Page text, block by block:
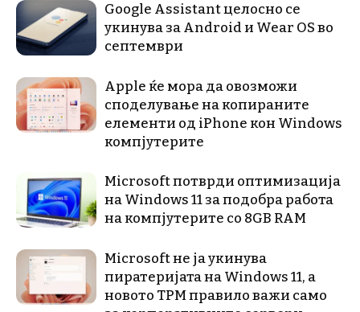
Google Assistant целосно се
укинува за Android и Wear OS во
септември
Apple ќе мора да овозможи
споделување на копираните
елементи од iPhone кон Windows
компјутерите
Microsoft потврди оптимизација
на Windows 11 за подобра работа
на компјутерите со 8GB RAM
Microsoft не ја укинува
пиратеријата на Windows 11, а
новото TPM правило важи само